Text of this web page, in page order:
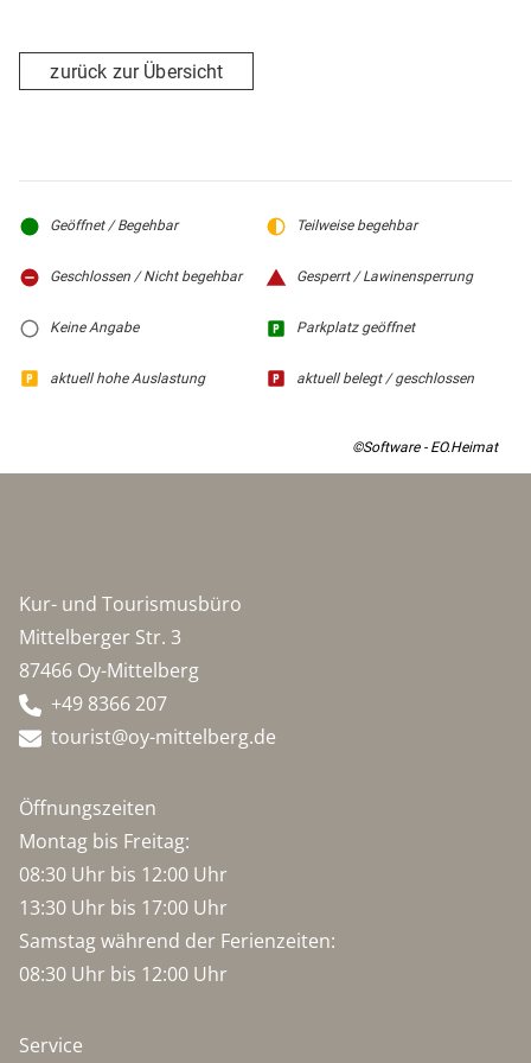
Sinnlabyrinth mit einer Freundin fangen spielen...
zurück zur Übersicht
Geöffnet / Begehbar Teilweise begehbar
Geschlossen / Nicht begehbar Gesperrt / Lawinensperrung
Keine Angabe Parkplatz geöffnet
aktuell hohe Auslastung aktuell belegt / geschlossen
©Software - EO.Heimat
Kur- und Tourismusbüro
Mittelberger Str. 3
87466 Oy-Mittelberg
+49 8366 207
tourist@oy-mittelberg.de
Öffnungszeiten
Montag bis Freitag:
08:30 Uhr bis 12:00 Uhr
13:30 Uhr bis 17:00 Uhr
Samstag während der Ferienzeiten:
08:30 Uhr bis 12:00 Uhr
Service